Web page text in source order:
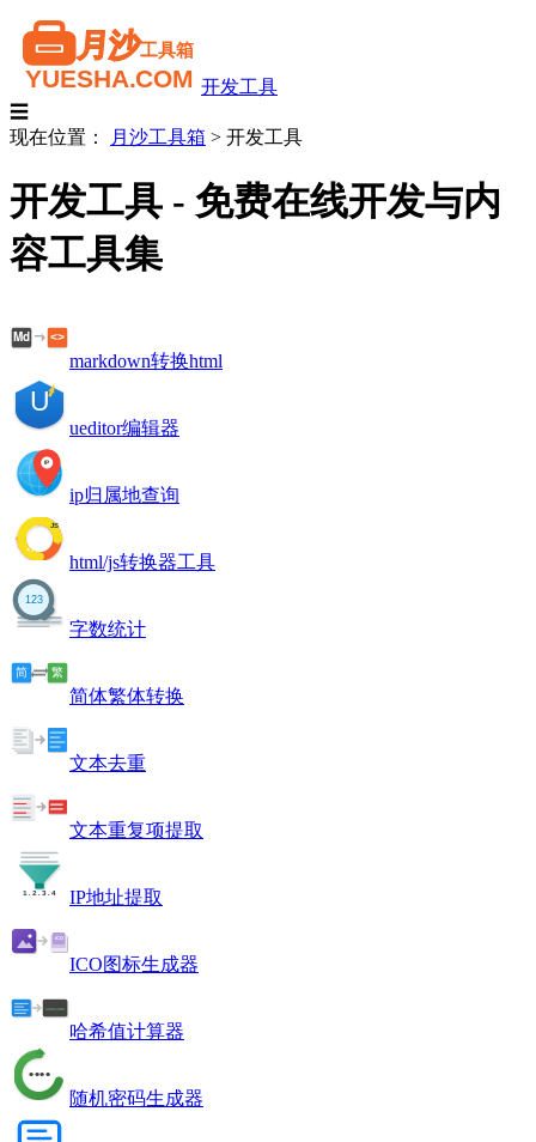
开发工具
☰
现在位置：
月沙工具箱 > 开发工具
开发工具 - 免费在线开发与内
容工具集
markdown转换html
ueditor编辑器
ip归属地查询
html/js转换器工具
字数统计
简体繁体转换
文本去重
文本重复项提取
IP地址提取
ICO图标生成器
哈希值计算器
随机密码生成器